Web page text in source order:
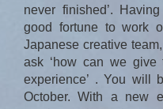
never finished’.
good fortune to work
Japanese creative
ask ‘how can we give
experience’ . You will
October. With a new